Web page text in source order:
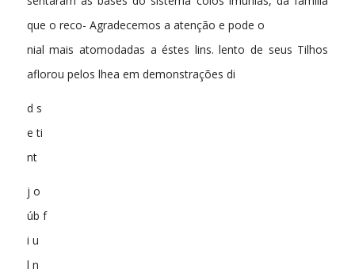
que o reco- Agradecemos a atenção e pode o
nial mais atomodadas a éstes lins. lento de seus Tilhos
aflorou pelos lhea em demonstrações di
d s
e ti
nt
j o
úb f
i u
l n